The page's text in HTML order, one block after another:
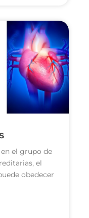
el grupo de
el
obedecer